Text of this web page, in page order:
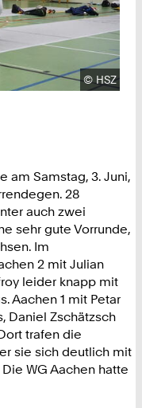
© HSZ
am Samstag, 3. Juni,
28
auch zwei
sehr gute Vorrunde,
Im
2 mit Julian
leider knapp mit
Aachen 1 mit Petar
Daniel Zschätzsch
trafen die
sie sich deutlich mit
WG Aachen hatte